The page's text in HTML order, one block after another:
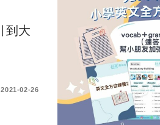
到大
2021-02-26